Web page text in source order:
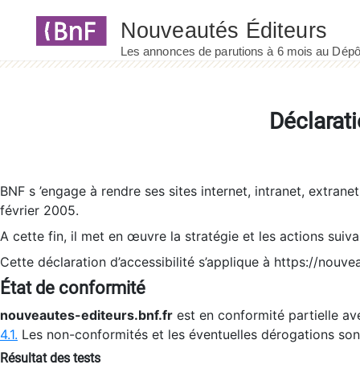
BNF s ’engage à rendre ses sites internet, intranet,
février 2005.
A cette fin, il met en œuvre la stratégie et les actions
Cette déclaration d’accessibilité s’applique à https://
État de conformité
nouveautes-editeurs.bnf.fr est en conformité partielle
4.1. Les non-conformités et les éventuelles dérogations
Résultat des tests